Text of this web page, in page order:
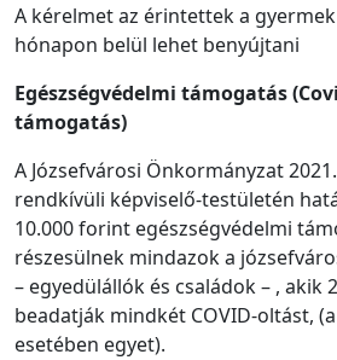
A kérelmet az érintettek a
hónapon belül lehet benyújtani
Egészségvédelmi támogatás
támogatás)
A Józsefvárosi Önkormányzat
rendkívüli képviselő-testületén
10.000 forint egészségvédelmi
részesülnek mindazok a
– egyedülállók és családok – , akik
beadatják mindkét COVID-oltást,
esetében egyet).